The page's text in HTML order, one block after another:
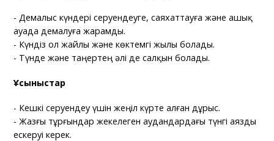
- Демалыс күндері серуендеуге, саяхаттауға және ашық
ауада демалуға жарамды.
- Күндіз ол жайлы және көктемгі жылы болады.
- Түнде және таңертең әлі де салқын болады.
Ұсыныстар
- Кешкі серуендеу үшін жеңіл күрте алған дұрыс.
- Жазғы тұрғындар жекелеген аудандардағы түнгі аязды
ескеруі керек.